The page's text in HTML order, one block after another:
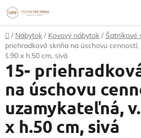
Prejsť
na
obsah
Domov
/ Nábytok / Kovový nábytok / Šatníkové
priehradková skriňa na úschovu
š.90 x h.50 cm, sivá
15-
na úschovu
uzamykateľná,
x h.50 cm, sivá